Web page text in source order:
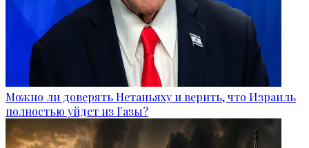
Можно ли доверять Нетаньяху и верить, что Израиль
полностью уйдет из Газы?